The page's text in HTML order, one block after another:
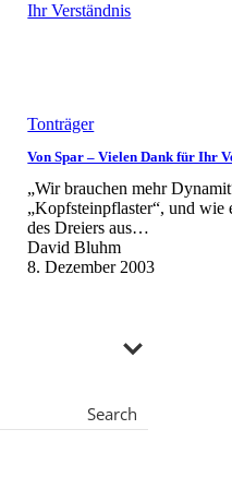
Tonträger
Von Spar – Vielen Dank für Ihr
„Wir brauchen mehr
„Kopfsteinpflaster“, und wie
des Dreiers aus…
David Bluhm
8. Dezember 2003
Search